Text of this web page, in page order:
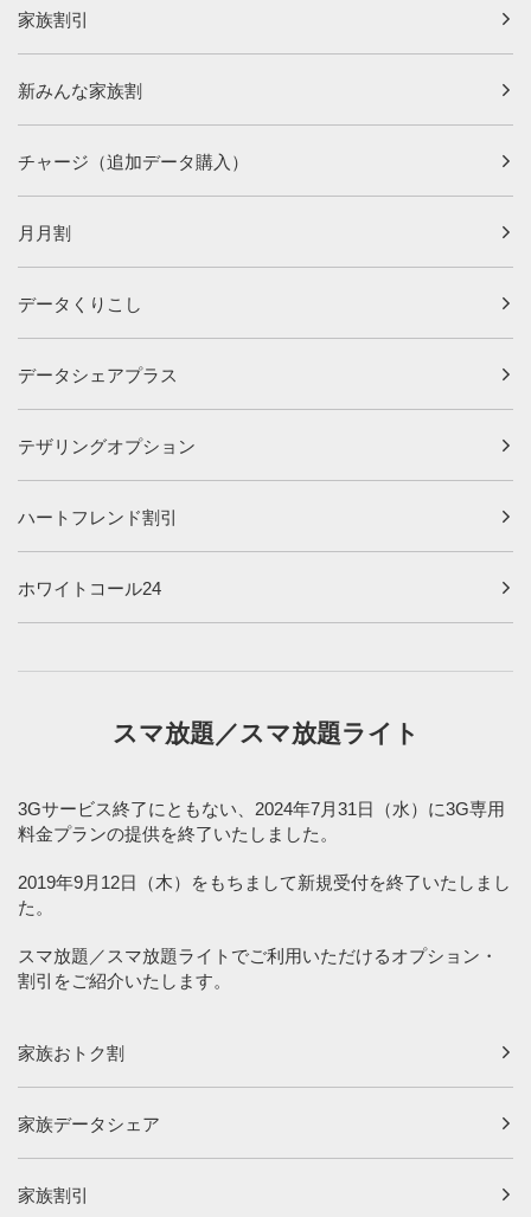
家族割引
新みんな家族割
チャージ（追加データ購入）
月月割
データくりこし
データシェアプラス
テザリングオプション
ハートフレンド割引
ホワイトコール24
スマ放題／スマ放題ライト
3Gサービス終了にともない、2024年7月31日（水）に3G専用
料金プランの提供を終了いたしました。
2019年9月12日（木）をもちまして新規受付を終了いたしまし
た。
スマ放題／スマ放題ライトでご利用いただけるオプション・
割引をご紹介いたします。
家族おトク割
家族データシェア
家族割引